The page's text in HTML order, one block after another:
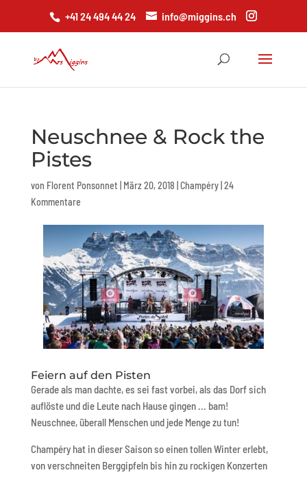
+41 24 494 44 24 info@miggins.ch
Neuschnee & Rock the
Pistes
von Florent Ponsonnet März 20, 2018 Champéry| 24
Kommentare
Feiern auf den Pisten
Gerade als man dachte, es sei fast vorbei, als das Dorf sich
auflöste und die Leute nach Hause gingen ... bam!
Neuschnee, überall Menschen und jede Menge zu tun!
Champéry hat in dieser Saison so einen tollen Winter erlebt,
von verschneiten Berggipfeln bis hin zu rockigen Konzerten